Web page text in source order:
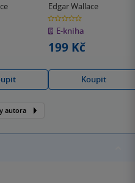
Edgar Wallace
0.0
z
5
hvězdiček
E-kniha
199 Kč
Koupit
autora